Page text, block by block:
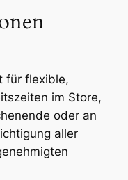
für flexible,
im Store,
oder an
aller